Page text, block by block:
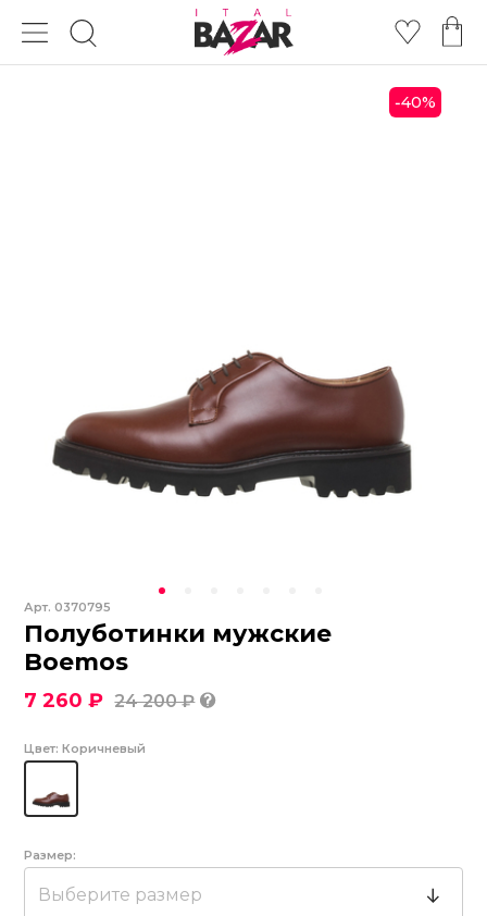
-40%
Арт.0370795
Полуботинки мужские
Boemos
7 260 ₽ 24 200 ₽
Цвет: Коричневый
Размер:
Выберите размер